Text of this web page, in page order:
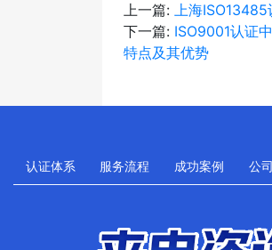
上一篇: 上海
下一篇: ISO9001认证
特点及其优势
认证体系 服务流程 成功案例 公